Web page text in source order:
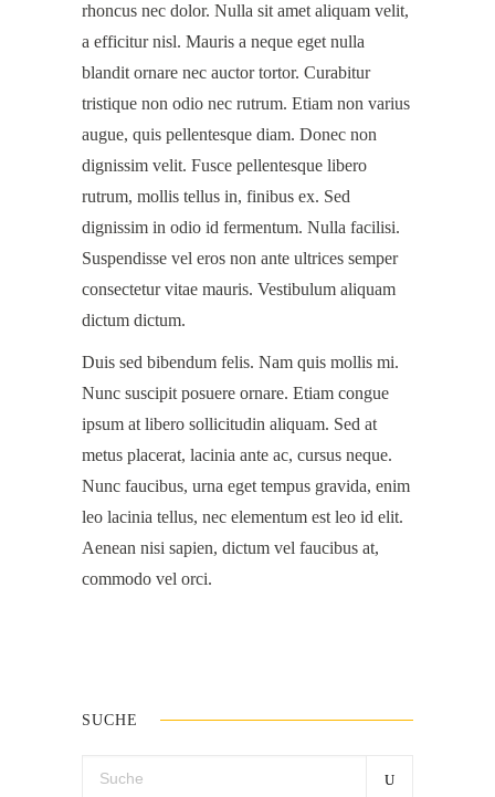
rhoncus nec dolor. Nulla sit amet aliquam velit,
a efficitur nisl. Mauris a neque eget nulla
blandit ornare nec auctor tortor. Curabitur
tristique non odio nec rutrum. Etiam non varius
augue, quis pellentesque diam. Donec non
dignissim velit. Fusce pellentesque libero
rutrum, mollis tellus in, finibus ex. Sed
dignissim in odio id fermentum. Nulla facilisi.
Suspendisse vel eros non ante ultrices semper
consectetur vitae mauris. Vestibulum aliquam
dictum dictum.
Duis sed bibendum felis. Nam quis mollis mi.
Nunc suscipit posuere ornare. Etiam congue
ipsum at libero sollicitudin aliquam. Sed at
metus placerat, lacinia ante ac, cursus neque.
Nunc faucibus, urna eget tempus gravida, enim
leo lacinia tellus, nec elementum est leo id elit.
Aenean nisi sapien, dictum vel faucibus at,
commodo vel orci.
SUCHE
Search